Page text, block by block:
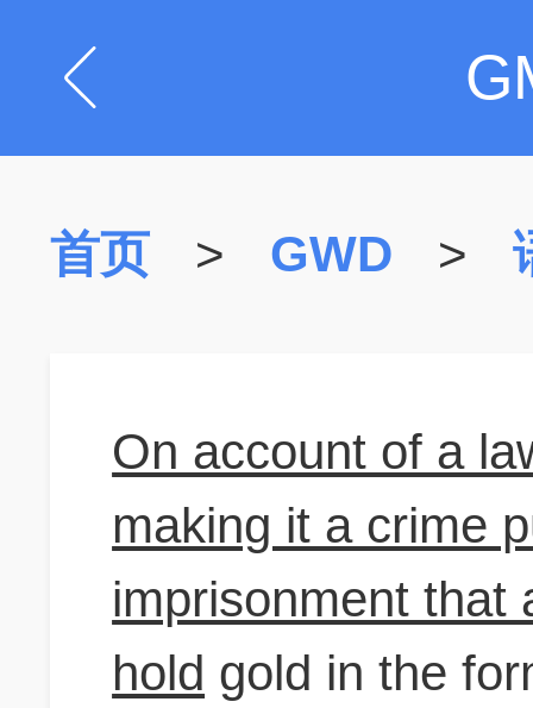
首页 > GWD >
On account of a
making it a crime
imprisonment that
hold gold in the